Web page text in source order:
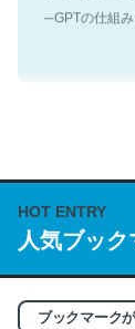
説してる記
https://
/064121
HOT ENTRY
人気ブッ
ブックマーク